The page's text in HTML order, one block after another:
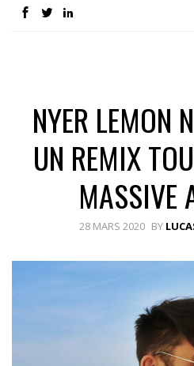
NYER LEMON
UN REMIX
MASSIVE
28 MARS 2020 BY